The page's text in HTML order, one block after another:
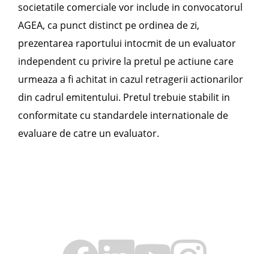
societatile comerciale vor include in convocatorul
AGEA, ca punct distinct pe ordinea de zi,
prezentarea raportului intocmit de un evaluator
independent cu privire la pretul pe actiune care
urmeaza a fi achitat in cazul retragerii actionarilor
din cadrul emitentului. Pretul trebuie stabilit in
conformitate cu standardele internationale de
evaluare de catre un evaluator.